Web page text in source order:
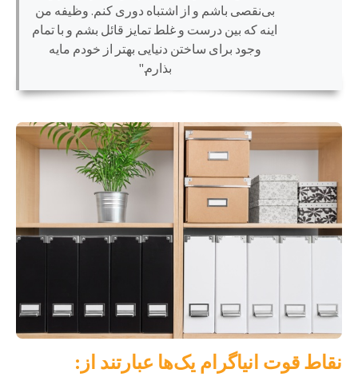
بی‌نقصی باشم و از اشتباه دوری کنم. وظیفه من
اینه که بین درست و غلط تمایز قائل بشم و با تمام
وجود برای ساختن دنیایی بهتر از خودم مایه
بذارم."
نقاط قوت انیاگرام یک‌ها عبارتند از: